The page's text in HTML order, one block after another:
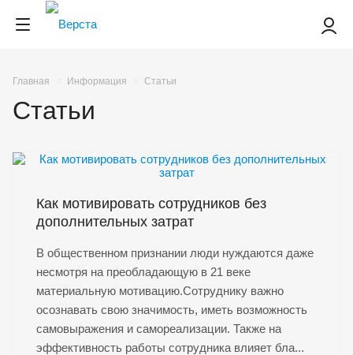
Главная Информация Статьи
Статьи
Как мотивировать сотрудников без
дополнительных затрат
В общественном признании люди нуждаются даже
несмотря на преобладающую в 21 веке
материальную мотивацию.Сотруднику важно
осознавать свою значимость, иметь возможность
самовыражения и самореализации. Также на
эффективность работы сотрудника влияет бла...